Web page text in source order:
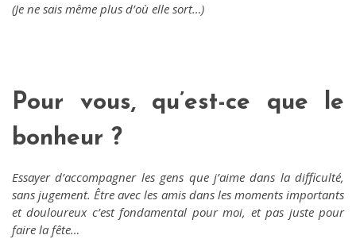
(Je ne sais même plus d’où elle sort…)
Pour vous, qu’est-ce que le
bonheur ?
Essayer d’accompagner les gens que j’aime dans la difficulté,
sans jugement. Être avec les amis dans les moments importants
et douloureux c’est fondamental pour moi, et pas juste pour
faire la fête…